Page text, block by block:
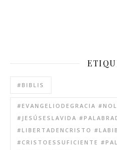
#BIBLIS
#EVANGELIODEGRACIA
#JESÚSESLAVIDA
#LIBERTADENCRISTO
#CRISTOESSUFICIENTE